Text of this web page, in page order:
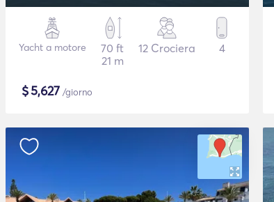
Yacht a motore
70 ft
21 m
12 Crociera 4
$5,627 /giorno